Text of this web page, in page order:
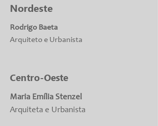
Nordeste
Rodrigo Baeta
Arquiteto e Urbanista
Centro-Oeste
Maria Emília Stenzel
Arquiteta e Urbanista